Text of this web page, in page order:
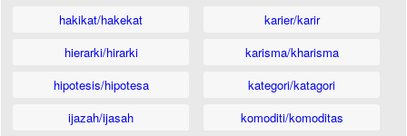
hakikat/hakekat
hierarki/hirarki
hipotesis/hipotesa
ijazah/ijasah
karier/karir
karisma/kharisma
kategori/katagori
komoditi/komoditas